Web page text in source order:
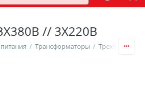
// 3Х220В
/ Трансформаторы / Трехфазные